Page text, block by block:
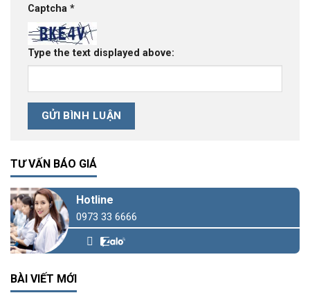
Captcha *
Type the text displayed above:
TƯ VẤN BÁO GIÁ
Hotline
0973 33 6666
BÀI VIẾT MỚI